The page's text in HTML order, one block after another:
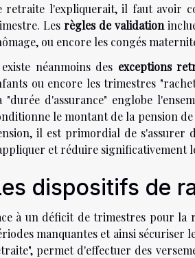
retraite l'expliquerait, il faut avoir
Les règles de validation
ou encore les congés
néanmoins des exceptions
ou encore les trimestres
"durée d'assurance" englobe
le montant de la pension
il est primordial de s'assurer
et réduire significativement
dispositifs de
à un déficit de trimestres pour la
manquantes et ainsi sécuriser
permet d'effectuer des